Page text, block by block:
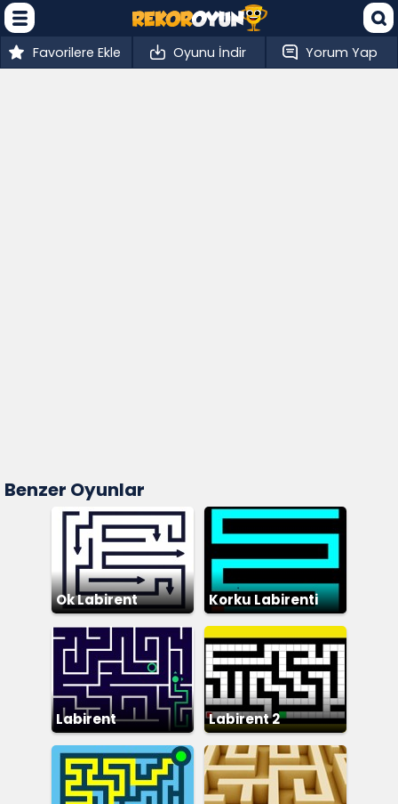
Favorilere Ekle Oyunu İndir Yorum Yap
Benzer Oyunlar
Ok Labirent
Bulmaca
Korku Labirenti
Labirent Labirent 2